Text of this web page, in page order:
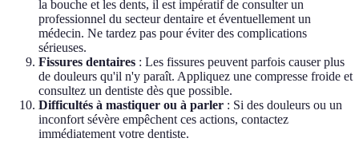
la bouche et les dents, il est impératif de consulter un
professionnel du secteur dentaire et éventuellement un
médecin. Ne tardez pas pour éviter des complications
sérieuses.
Fissures dentaires : Les fissures peuvent parfois causer plus
de douleurs qu'il n'y paraît. Appliquez une compresse froide et
consultez un dentiste dès que possible.
Difficultés à mastiquer ou à parler : Si des douleurs ou un
inconfort sévère empêchent ces actions, contactez
immédiatement votre dentiste.